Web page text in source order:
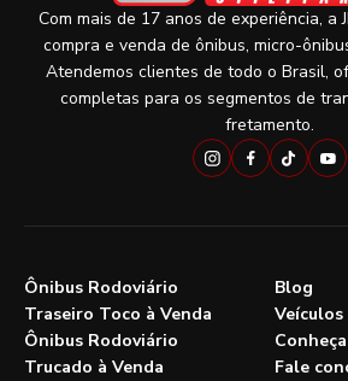
Com mais de 17 anos de experiência, a
compra e venda de ônibus, micro-
Atendemos clientes de todo o Brasil,
completas para os segmentos de
fretamento.
Ônibus Rodoviário
Traseiro Toco à Venda
Ônibus Rodoviário
Trucado à Venda
Blog
Veículos
Fale